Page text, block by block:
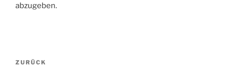
abzugeben.
Beitragsnavigation
Vorheriger
ZURÜCK